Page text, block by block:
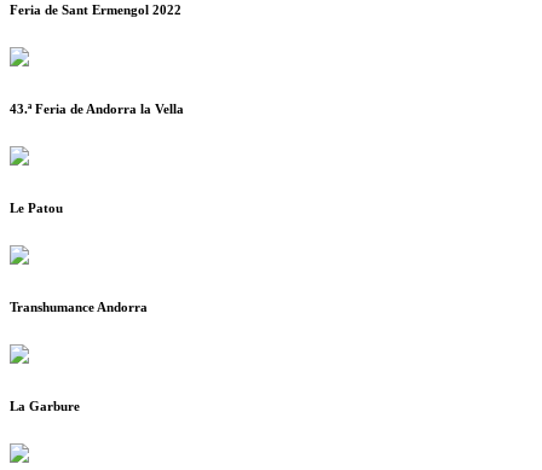
Feria de Sant Ermengol 2022
43.ª Feria de Andorra la Vella
Le Patou
Transhumance Andorra
La Garbure